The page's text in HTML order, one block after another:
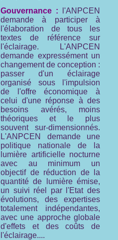
Gouvernance :
l'ANPCEN
demande à participer à
l'élaboration de tous les
textes de référence sur
l'éclairage. L'ANPCEN
demande expressément un
changement de conception :
passer d'un éclairage
organisé sous l'impulsion
de l'offre économique à
celui d'une réponse à des
besoins avérés, moins
théoriques et le plus
souvent sur-dimensionnés.
L'ANPCEN demande une
politique nationale de la
lumière artificielle nocturne
avec au minimum un
objectif de réduction de la
quantité de lumière émise,
un suivi réel par l'Etat des
évolutions, des expertises
totalement indépendantes,
avec une approche globale
d'effets et des coûts de
l'éclairage....